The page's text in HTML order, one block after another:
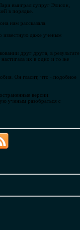
выиграл супруг Элисон,
в порядке.
нам рассказала.
известную даже ученым
друг друга, в результате
их в одно и то же
Он гласит, что «подобное
версии:
ученым разобраться с